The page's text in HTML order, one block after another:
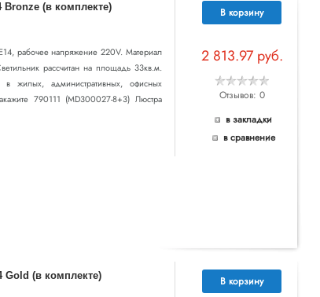
Bronze (в комплекте) В корзину
2 813.97 руб.
Отзывов: 0
в закладки
в сравнение
рабочее напряжение 220V. Материал
рассчитан на площадь 33кв.м.
в жилых, административных, офисных
790111 (MD300027-8+3) Люстра
Gold (в комплекте) В корзину